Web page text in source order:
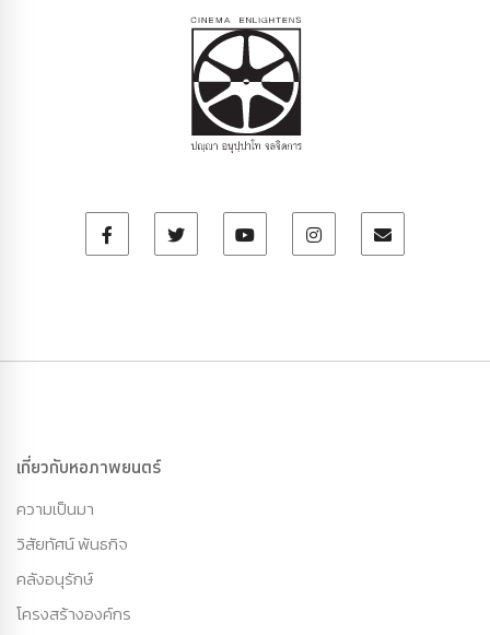
เกี่ยวกับหอภาพยนตร์
ความเป็นมา
วิสัยทัศน์ พันธกิจ
คลังอนุรักษ์
โครงสร้างองค์กร